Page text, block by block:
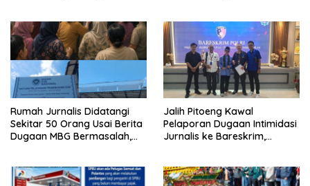
Rumah Jurnalis Didatangi
Sekitar 50 Orang Usai Berita
Dugaan MBG Bermasalah,
Jalih Pitoeng Kawal
Pelaporan Dugaan Intimidasi
Jurnalis ke Bareskrim,